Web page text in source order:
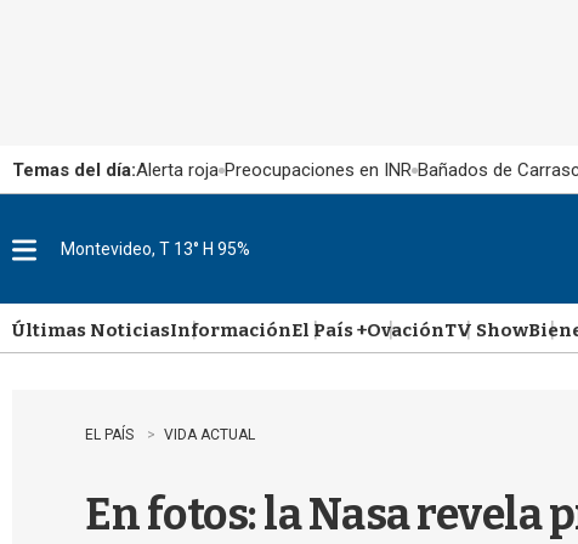
Temas del día:Alerta roja Preocupaciones en INR Bañados de
u
Montevideo, T 13° H 95%
Últimas NoticiasInformaciónEl País +OvaciónTV Show
EL PAÍS VIDA ACTUAL
En fotos: la Nasa revela